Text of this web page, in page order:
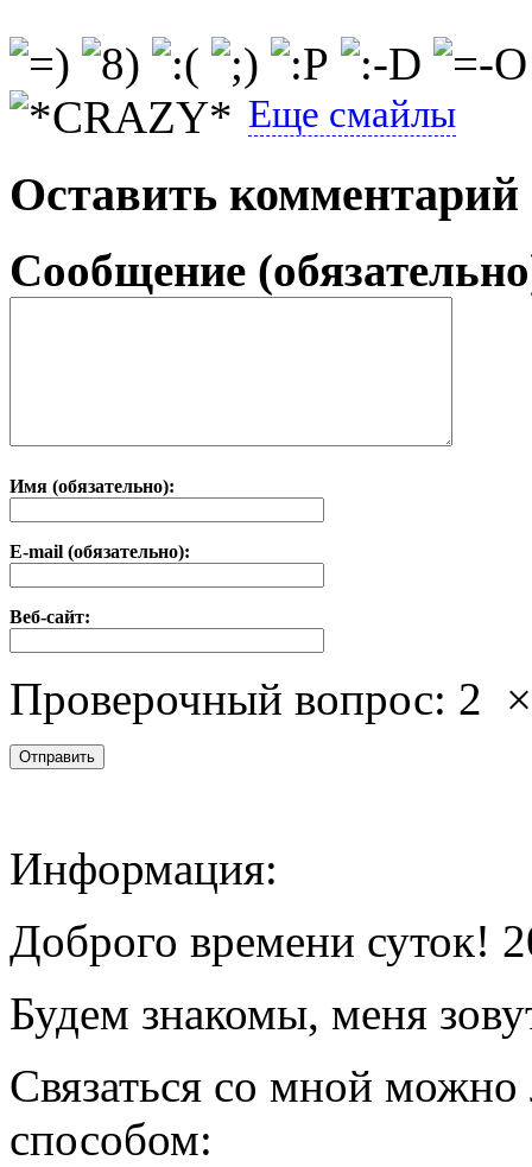
Еще смайлы
Оставить комментарий
Сообщение
Имя (обязательно):
E-mail (обязательно):
Веб-сайт:
Проверочный вопрос: 2
Информация:
Доброго времени суток!
Будем знакомы, меня
Связаться со мной
способом: